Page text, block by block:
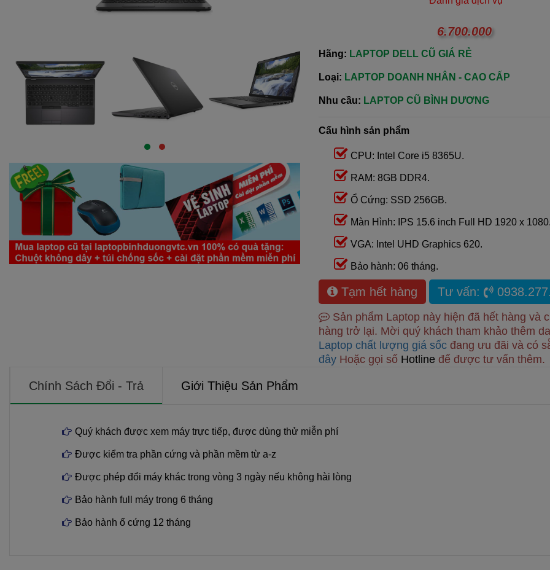
6.700.000
Hãng: LAPTOP DELL CŨ GIÁ RẺ
Loại: LAPTOP DOANH NHÂN - CAO CẤP
Nhu cầu: LAPTOP CŨ BÌNH DƯƠNG
Cấu hình sản phẩm
CPU: Intel Core i5 8365U.
RAM: 8GB DDR4.
Ổ Cứng: SSD 256GB.
Màn Hình: IPS 15.6 inch Full HD 1920 x 1080.
VGA: Intel UHD Graphics 620.
Bảo hành: 06 tháng.
Tạm hết hàng Tư vấn:
Sản phẩm Laptop này hiện đã hết hàng và
hàng trở lại. Mời quý khách tham khảo thêm
Laptop chất lượng giá sốc đang ưu đãi và có
đây Hoặc gọi số Hotline để được tư vấn thêm.
Chính Sách Đổi - Trả Giới Thiệu Sản Phẩm
Quý khách được xem máy trực tiếp, được dùng thử miễn phí
Được kiểm tra phần cứng và phần mềm từ a-z
Được phép đổi máy khác trong vòng 3 ngày nếu không hài lòng
Bảo hành full máy trong 6 tháng
Bảo hành ổ cứng 12 tháng